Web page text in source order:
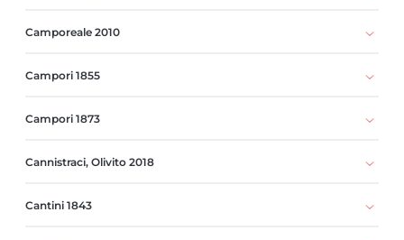
Camporeale 2010
Campori 1855
Campori 1873
Cannistraci, Olivito 2018
Cantini 1843